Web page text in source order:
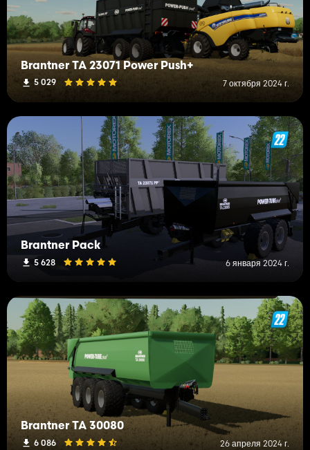
Brantner TA 23071 Power Push+
5 029 7 октября 2024 г.
Brantner Pack
5 628 6 января 2024 г.
Brantner TA 30080
6 086 26 апреля 2024 г.